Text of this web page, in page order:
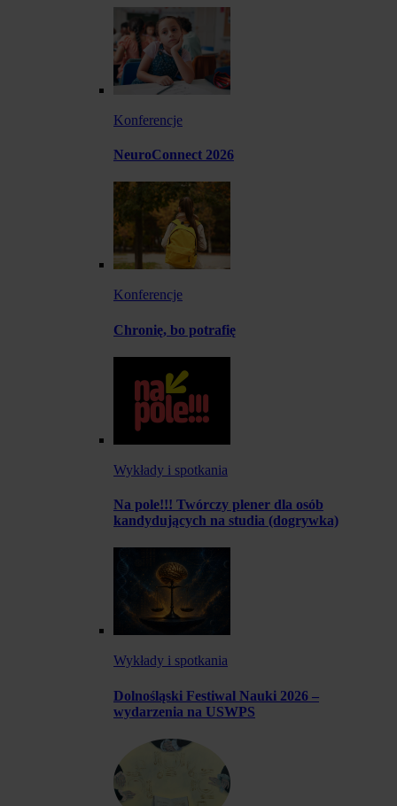
Konferencje
NeuroConnect 2026
Konferencje
Chronię, bo potrafię
Wykłady i spotkania
Na pole!!! Twórczy plener dla osób
kandydujących na studia (dogrywka)
Wykłady i spotkania
Dolnośląski Festiwal Nauki 2026 –
wydarzenia na USWPS